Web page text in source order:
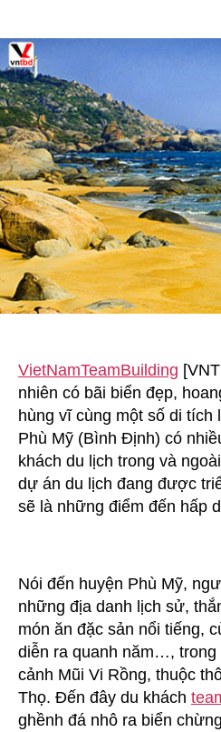
VietNamTeamBuilding
nhiên có bãi biển đẹp,
hùng vĩ cùng một số di tích
Phù Mỹ (Bình Định) có
khách du lịch trong và
dự án du lịch đang được
sẽ là những điểm đến hấp
Nói đến huyện Phù Mỹ,
những địa danh lịch sử,
món ăn đặc sản nổi tiếng,
diễn ra quanh năm…, trong
cảnh Mũi Vi Rồng, thuộc
Thọ. Đến đây du khách
ghềnh đá nhô ra biển